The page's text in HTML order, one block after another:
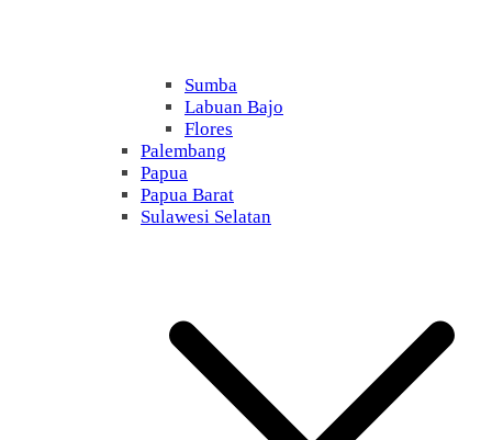
Sumba
Labuan Bajo
Flores
Palembang
Papua
Papua Barat
Sulawesi Selatan